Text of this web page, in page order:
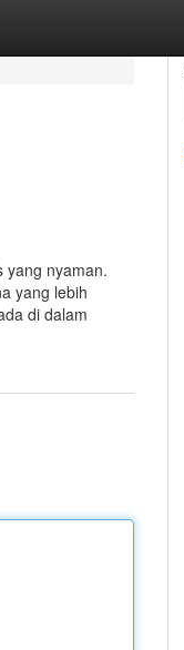
yang nyaman.
yang lebih
di dalam